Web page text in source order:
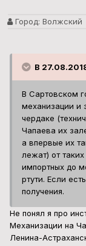
Город: Волжский
В
В Сартовском
механизации и
чердаке
Чапаева их
а впервые их
лежат) от
импортных до
ртути. Если
получения.
Не понял я про
Механизации на
Ленина-